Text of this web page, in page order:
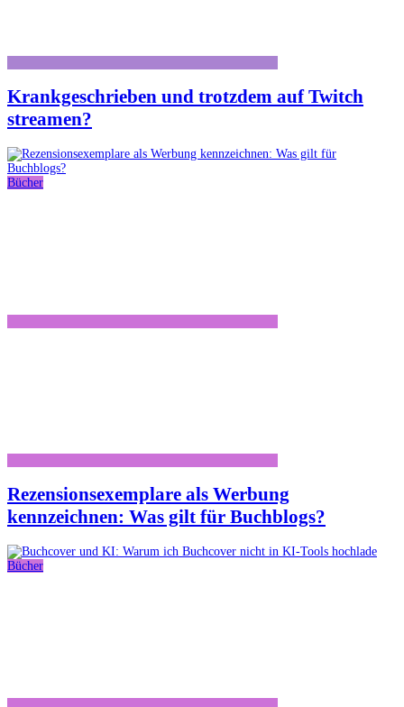
Krankgeschrieben und trotzdem auf Twitch
streamen?
Bücher
Rezensionsexemplare als Werbung
kennzeichnen: Was gilt für Buchblogs?
Bücher